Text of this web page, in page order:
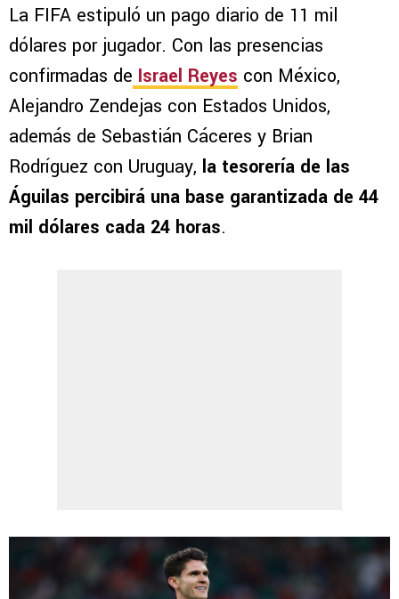
La FIFA estipuló un pago diario de 11 mil
dólares por jugador. Con las presencias
confirmadas de Israel Reyes con México,
Alejandro Zendejas con Estados Unidos,
además de Sebastián Cáceres y Brian
Rodríguez con Uruguay, la tesorería de las
Águilas percibirá una base garantizada de 44
mil dólares cada 24 horas.